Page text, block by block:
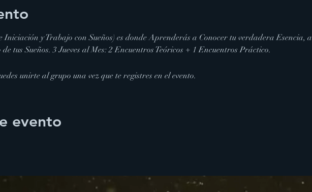
y Trabajo con Sueños) es donde Aprenderás a Conocer tu verdadera Esencia, a
tus Sueños. 3 Jueves al Mes: 2 Encuentros Teóricos + 1 Encuentros Práctico.
unirte al grupo una vez que te registres en el evento.
evento